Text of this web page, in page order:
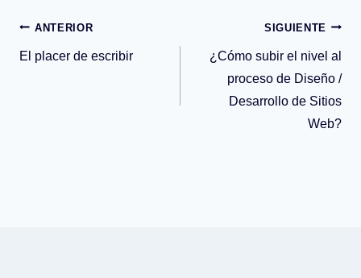
Navegación
ANTERIOR
El placer de escribir
SIGUIENTE
¿Cómo subir el nivel al
proceso de Diseño /
Desarrollo de Sitios
Web?